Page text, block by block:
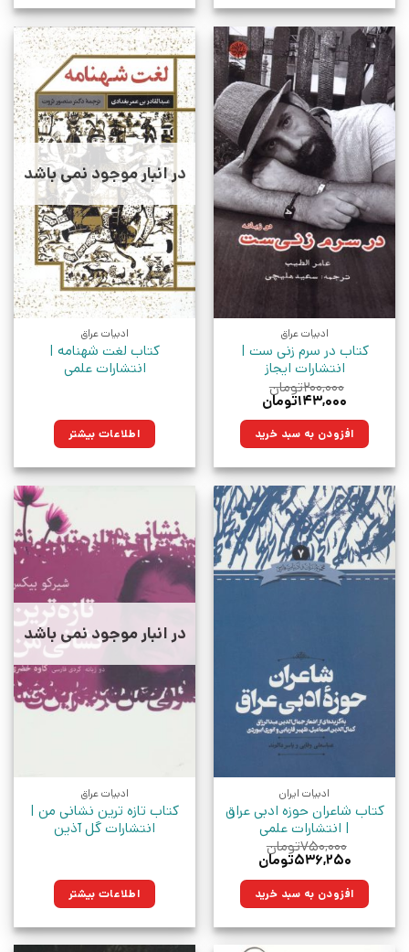
ادبیات عراق
کتاب در سرم زنی ست |
انتشارات ایجاز
۲۰۰,۰۰۰تومان
قیمت
۲۰۰,۰۰۰تومان
بود.
۱۴۳,۰۰۰تومان
۱۴۳,۰۰۰تومان.افزودن به سبد خرید
در انبار موجود نمی باشد
ادبیات عراق
کتاب لغت شهنامه |
انتشارات علمی
اطلاعات بیشتر
ادبیات ایران
کتاب شاعران حوزه ادبی عراق
| انتشارات علمی
۷۵۰,۰۰۰تومان
قیمت
۷۵۰,۰۰۰تومان
بود.
۵۳۶,۲۵۰تومان
۵۳۶,۲۵۰تومان.افزودن به سبد خرید
در انبار موجود نمی باشد
ادبیات عراق
کتاب تازه ترین نشانی من |
انتشارات گل آذین
اطلاعات بیشتر